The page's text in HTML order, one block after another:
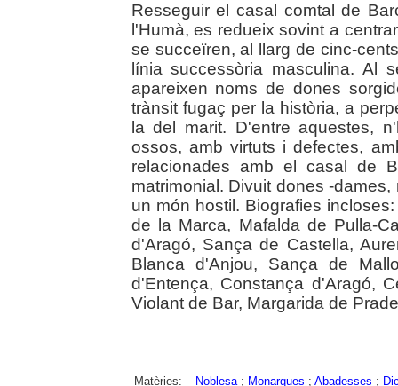
Resseguir el casal comtal de
l'Humà, es redueix sovint a
se succeïren, al llarg de cinc-
línia successòria masculina. Al
apareixen noms de dones
trànsit fugaç per la història, a
la del marit. D'entre aquestes,
ossos, amb virtuts i defectes,
relacionades amb el casal de
matrimonial. Divuit dones -
un món hostil. Biografies
de la Marca, Mafalda de Pulla-
d'Aragó, Sança de Castella,
Blanca d'Anjou, Sança de
d'Entença, Constança d'Aragó,
Violant de Bar, Margarida de
Matèries: Noblesa; Monarques ; Abadesses ;